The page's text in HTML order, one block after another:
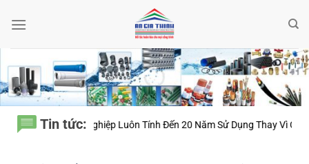
qua
Tin tức:
Tính Đến 20 Năm Sử Dụng Thay Vì Chỉ Giá Thành? Thiết bị điện